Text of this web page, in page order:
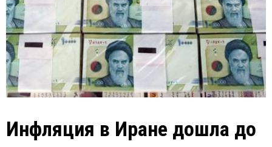
Инфляция в Иране дошла до